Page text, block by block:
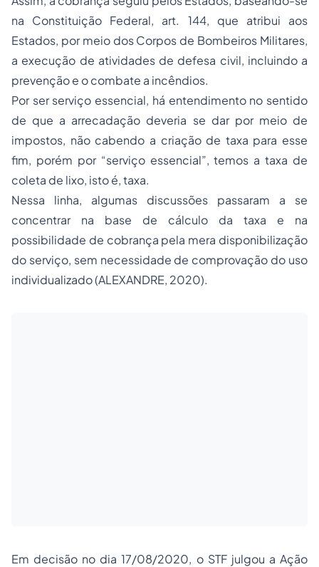
na Constituição Federal, art. 144, que atribui aos
Estados, por meio dos Corpos de Bombeiros Militares,
a execução de atividades de defesa civil, incluindo a
prevenção e o combate a incêndios.
Por ser serviço essencial, há entendimento no sentido
de que a arrecadação deveria se dar por meio de
impostos, não cabendo a criação de taxa para esse
fim, porém por “serviço essencial”, temos a taxa de
coleta de lixo, isto é, taxa.
Nessa linha, algumas discussões passaram a se
concentrar na base de cálculo da taxa e na
possibilidade de cobrança pela mera disponibilização
do serviço, sem necessidade de comprovação do uso
individualizado (ALEXANDRE, 2020).
Em decisão no dia 17/08/2020, o STF julgou a Ação